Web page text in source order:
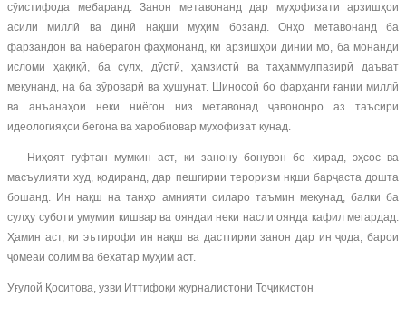
сӯистифода мебаранд. Занон метавонанд дар муҳофизати арзишҳои
асили миллӣ ва динӣ нақши муҳим бозанд. Онҳо метавонанд ба
фарзандон ва наберагон фаҳмонанд, ки арзишҳои динии мо, ба монанди
исломи ҳақиқӣ, ба сулҳ, дӯстӣ, ҳамзистӣ ва таҳаммулпазирӣ даъват
мекунанд, на ба зӯроварӣ ва хушунат. Шиносоӣ бо фарҳанги ғании миллӣ
ва анъанаҳои неки ниёгон низ метавонад ҷавононро аз таъсири
идеологияҳои бегона ва харобиовар муҳофизат кунад.
Ниҳоят гуфтан мумкин аст, ки занону бонувон бо хирад, эҳсос ва
масъулияти худ, қодиранд, дар пешгирии тероризм нқши барҷаста дошта
бошанд. Ин нақш на танҳо амнияти оиларо таъмин мекунад, балки ба
сулҳу суботи умумии кишвар ва ояндаи неки насли оянда кафил мегардад.
Ҳамин аст, ки эътирофи ин нақш ва дастгирии занон дар ин ҷода, барои
ҷомеаи солим ва бехатар муҳим аст.
Ӯғулой Қоситова, узви Иттифоқи журналистони Тоҷикистон